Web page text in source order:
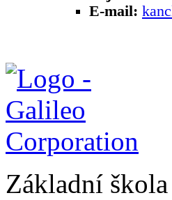
E-mail:
Základní